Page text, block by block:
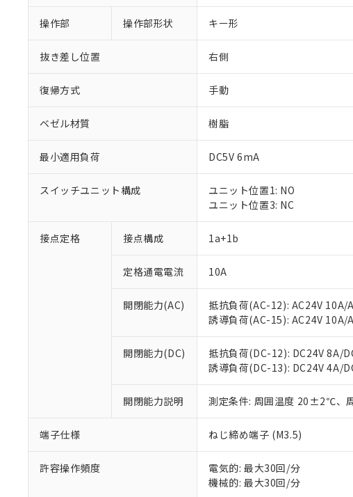
操作部 操作部形状 キー形
抜き差し位置 右側
復帰方式 手動
ベゼル材質 樹脂
最小適用負荷 DC5V 6mA
スイッチユニット構成
ユニット位置1: NO
ユニット位置3: NC
接点定格 接点構成 1a+1b
定格通電電流 10A
開閉能力(AC)
抵抗負荷(AC-12): AC24V 10A/
誘導負荷(AC-15): AC24V 10A/
開閉能力(DC)
抵抗負荷(DC-12): DC24V 8A/
誘導負荷(DC-13): DC24V 4A/
開閉能力説明 測定条件: 周囲温度 20±2℃、
端子仕様 ねじ締め端子 (M3.5)
許容操作頻度
電気的: 最大30回/分
機械的: 最大30回/分
ご利用条件
本サービスは、当社
くものです。
当社制御機器事業取
在庫状況および標準
※1 対応状況
対応済み：EU RoHS指
対応予定：EU RoHS指令（
対応予定なし：EU RoHS指
調査・確認中：EU RoHS指
仕入先様の事情により、非
があります。
*EU RoHS指令（10物質）：
鉛(Pb) 1000ppm以下、 水銀(Hg)
フタル酸ビス(2-エチルヘキシル)
ル（DBP） 1000ppm以下、フタル
但し、RoHS指令で産業用監視およ
※1 中国RoHS○×表
「○」：最大均質材料含有
「×」：最大均質材料含有
「－」：未確認です。当社
*中国RoHS10物質の基準値 (GB/
Pb(鉛) :1000ppm、 Hg(水銀) :
当社は、これら貴社
う）を輸出または国
などの必要な手続きを
当社は規制貨物を破
号